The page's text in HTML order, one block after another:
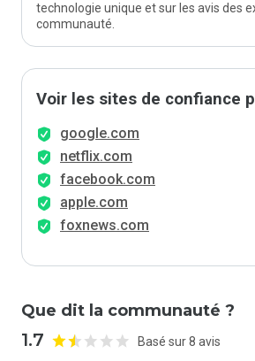
technologie unique et sur les avis des
communauté.
Voir les sites de confiance
google.com
netflix.com
facebook.com
apple.com
foxnews.com
Que dit la communauté ?
1.7 Basé sur 8 avis